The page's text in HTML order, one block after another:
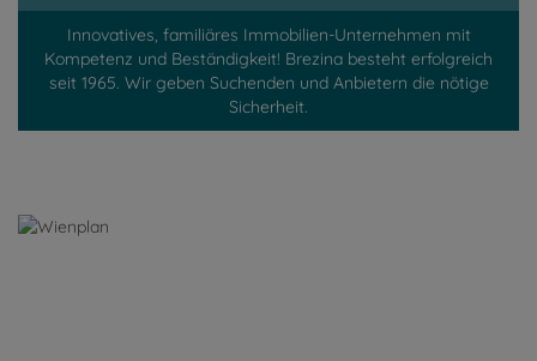
Innovatives, familiäres Immobilien-Unternehmen mit
Kompetenz und Beständigkeit! Brezina besteht erfolgreich
seit 1965. Wir geben Suchenden und Anbietern die nötige
Sicherheit.